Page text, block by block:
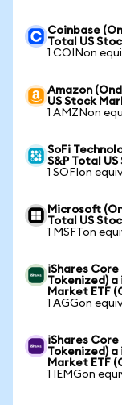
Coinbase
Total US
1 COINon
Amazon
US Stock
1 AMZNon
SoFi
S&P Total
1 SOFIon
Microsoft
Total US
1 MSFTon
iShares Core
Tokenized) a
Market ETF
1 AGGon
iShares Core
Tokenized) a
Market ETF
1 IEMGon